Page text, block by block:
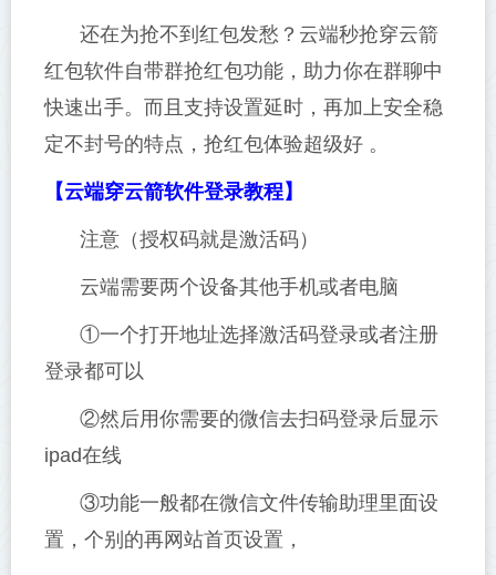
还在为抢不到红包发愁？云端秒抢穿云箭
红包软件自带群抢红包功能，助力你在群聊中
快速出手。而且支持设置延时，再加上安全稳
定不封号的特点，抢红包体验超级好 。
【云端穿云箭软件登录教程】
注意（授权码就是激活码）
云端需要两个设备其他手机或者电脑
①一个打开地址选择激活码登录或者注册
登录都可以
②然后用你需要的微信去扫码登录后显示
ipad在线
③功能一般都在微信文件传输助理里面设
置，个别的再网站首页设置，